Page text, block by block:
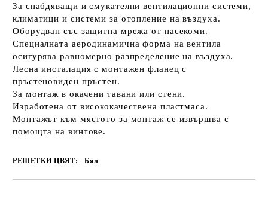
За снабдяващи и смукателни вентилационни системи,
климатици и системи за отопление на въздуха.
Оборудван със защитна мрежа от насекоми.
Специалната аеродинамична форма на вентила
осигурява равномерно разпределение на въздуха.
Лесна инсталация с монтажен фланец с
пръстеновиден пръстен.
За монтаж в окачени тавани или стени.
Изработена от висококачествена пластмаса.
Монтажът към мястото за монтаж се извършва с
помощта на винтове.
РЕШЕТКИ ЦВЯТ: Бял